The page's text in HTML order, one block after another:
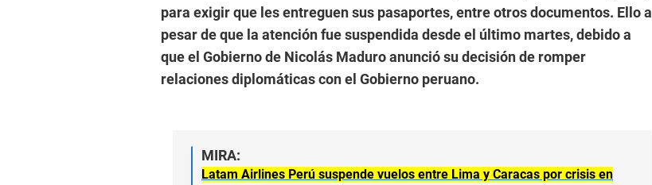
para exigir que les entreguen sus pasaportes, entre otros documentos. Ello a
pesar de que la atención fue suspendida desde el último martes, debido a
que el Gobierno de Nicolás Maduro anunció su decisión de romper
relaciones diplomáticas con el Gobierno peruano.
MIRA:
Latam Airlines Perú suspende vuelos entre Lima y Caracas por crisis en